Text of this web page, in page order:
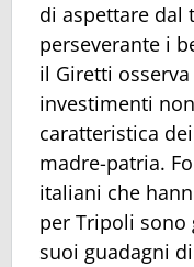
di aspettare dal
perseverante i
il Giretti
investimenti
caratteristica
madre-patria.
italiani che
per Tripoli sono
suoi guadagni